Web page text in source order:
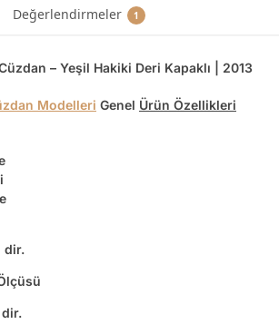
Değerlendirmeler 1
– Yeşil Hakiki Deri Kapaklı | 2013
Modelleri Genel Ürün Özellikleri
dir.
dir.